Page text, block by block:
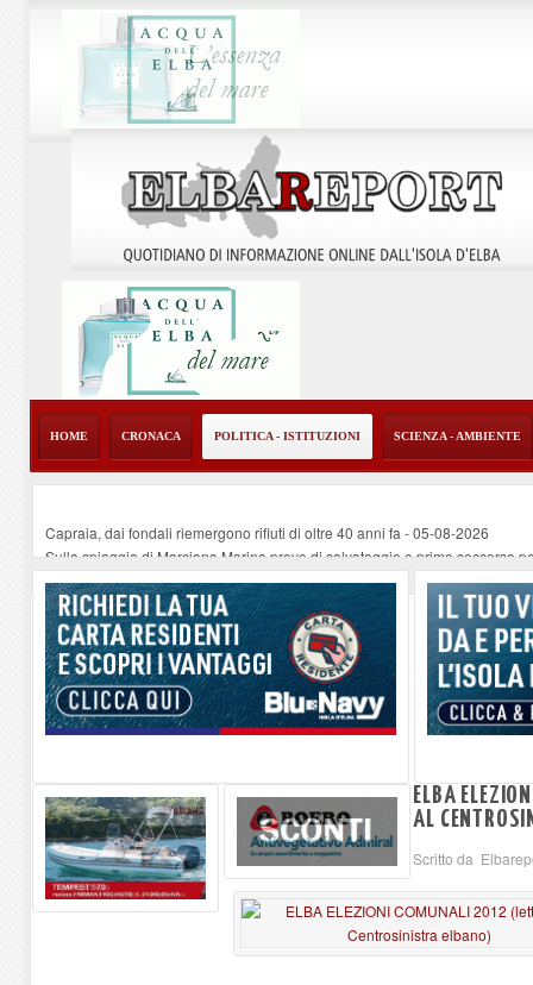
HOME CRONACA POLITICA - ISTITUZIONI SCIENZA - AMBIENTE
Capraia, dai fondali riemergono rifiuti di oltre 40 anni fa -05-08-2026
Sulla spiaggia di Marciana Marina prove di salvataggio e primo soccorso
Rotta Elba–Bali: il viaggio impossibile di Moira Lena Tassi approda al
Il 9 e 11 agosto, due passeggiate alla scoperta di chiese, santi, antichi
Danilo Casali, marinaio decorato dell’Elba e la straordinaria traversata con
ELBA
AL
Scritto da